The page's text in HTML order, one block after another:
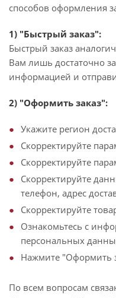
способов оформления
1) "Быстрый заказ":
Быстрый заказ
Вам лишь достаточно
информацией и
2) "Оформить заказ":
Укажите регион
Скорректируйте
Скорректируйте
Скорректируйте
телефон, адрес
Скорректируйте
Ознакомьтесь с
персональных
Нажмите "Оформить
По всем вопросам